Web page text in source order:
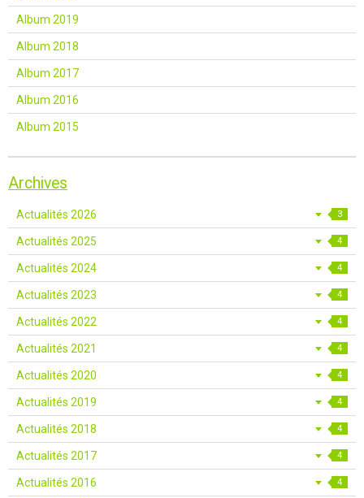
Album 2019
Album 2018
Album 2017
Album 2016
Album 2015
Archives
Actualités 2026 3
Actualités 2025 4
Actualités 2024 4
Actualités 2023 4
Actualités 2022 4
Actualités 2021 4
Actualités 2020 4
Actualités 2019 4
Actualités 2018 4
Actualités 2017 4
Actualités 2016 4